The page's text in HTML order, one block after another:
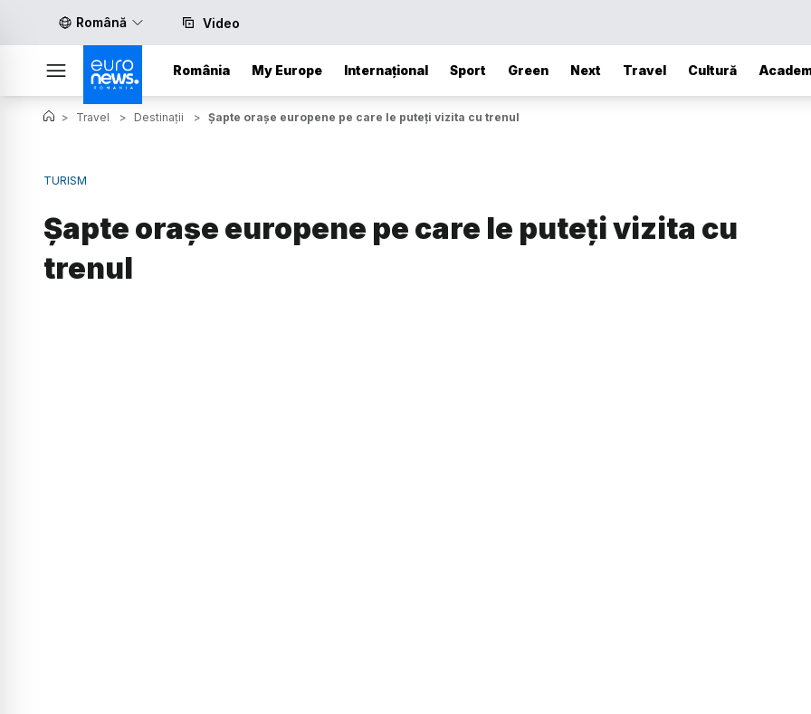
Română Video
România My Europe Internațional Sport Green Next Travel Cultură
> Travel > Destinații > Șapte orașe europene pe care le puteți vizita cu trenul
TURISM
Șapte orașe europene pe care le puteți vizita cu
trenul